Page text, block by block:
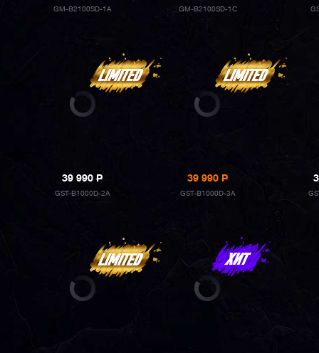
GM-B2100SD-1A GM-B2100SD-1C
39 990P
GST-B1000D-2A
39 990P
GST-B1000D-3A